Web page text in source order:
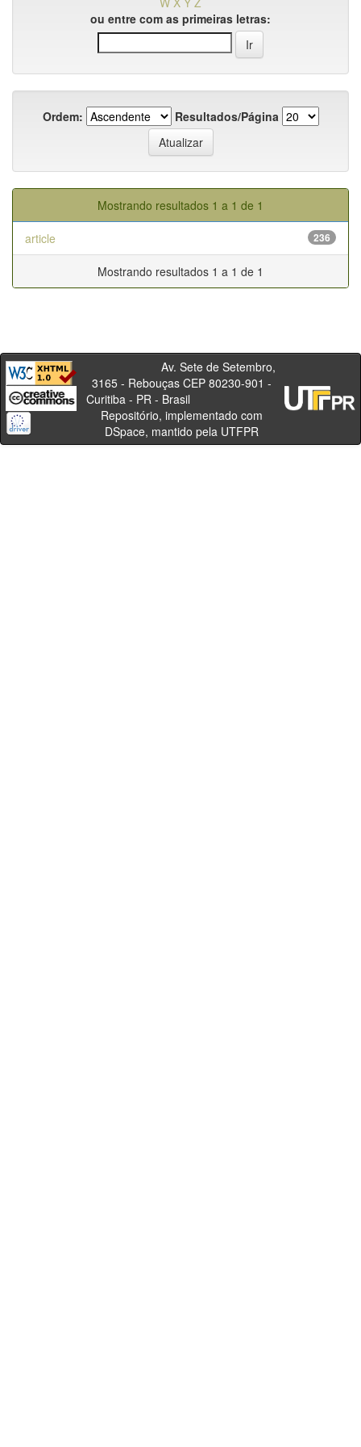
ou entre com as primeiras letras:
Ordem: Resultados/Página
Mostrando resultados 1 a 1 de 1
article 236
Mostrando resultados 1 a 1 de 1
Av. Sete de Setembro,
3165 - Rebouças CEP 80230-901 -
Curitiba - PR - Brasil
Repositório, implementado com
DSpace, mantido pela UTFPR